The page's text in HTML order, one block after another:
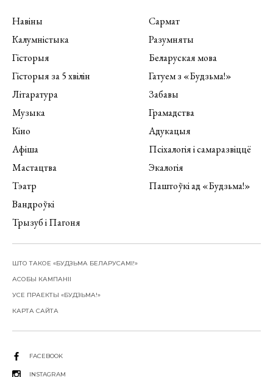
Навіны
Калумністыка
Гісторыя
Гісторыя за 5 хвілін
Літаратура
Музыка
Кіно
Афіша
Мастацтва
Тэатр
Вандроўкі
Трызуб і Пагоня
Сармат
Разумняты
Беларуская мова
Гатуем з «Будзьма!»
Забавы
Грамадства
Адукацыя
Псіхалогія і самаразвіццё
Экалогія
Паштоўкі ад «Будзьма!»
ШТО ТАКОЕ «БУДЗЬМА БЕЛАРУСАМІ!»
АСОБЫ КАМПАНІІ
УСЕ ПРАЕКТЫ «БУДЗЬМА!»
КАРТА САЙТА
FACEBOOK
INSTAGRAM